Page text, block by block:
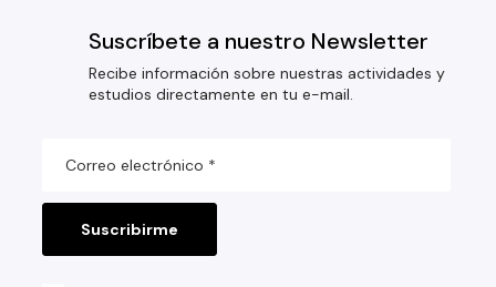
Suscríbete a nuestro Newsletter
Recibe información sobre nuestras actividades y
estudios directamente en tu e-mail.